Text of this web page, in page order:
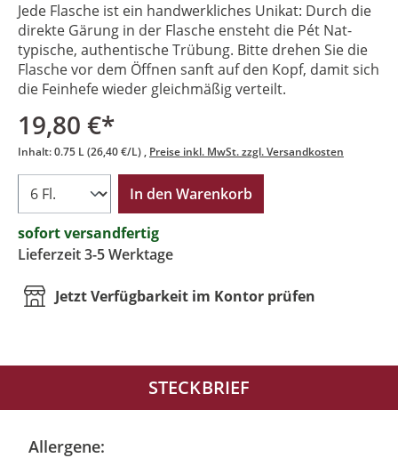
Jede Flasche ist ein handwerkliches Unikat: Durch die
direkte Gärung in der Flasche ensteht die Pét Nat-
typische, authentische Trübung. Bitte drehen Sie die
Flasche vor dem Öffnen sanft auf den Kopf, damit sich
die Feinhefe wieder gleichmäßig verteilt.
19,80 €*
Inhalt:0.75 L(26,40 €/L) Preise inkl. MwSt. zzgl. Versandkosten
In den Warenkorb
sofort versandfertig
Lieferzeit 3-5 Werktage
Jetzt Verfügbarkeit im Kontor prüfen
STECKBRIEF
Allergene: